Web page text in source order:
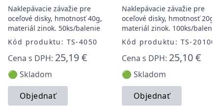
Naklepávacie závažie pre
oceľové disky, hmotnosť 40g,
materiál zinok. 50ks/balenie
Kód produktu: TS-4050
Cena s DPH: 25,19 €
🟢 Skladom
Objednať
Naklepávacie závažie pre
oceľové disky, hmotnosť 20g,
materiál zinok. 100ks/balenie
Kód produktu: TS-20100
Cena s DPH: 25,10 €
🟢 Skladom
Objednať